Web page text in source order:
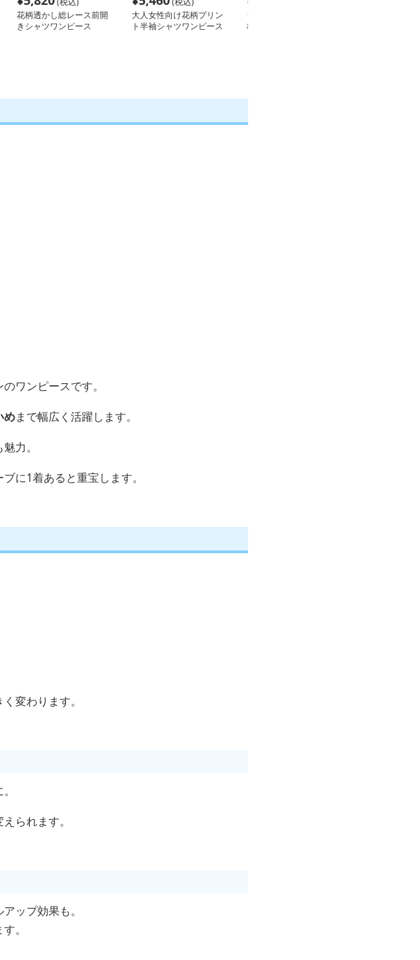
花柄透かし総レース前開
きシャツワンピース
大人女性向け花柄プリン
ト半袖シャツワンピース
シャツワンピース 小花
柄長袖シャツワンピース
ワンピースです。
めまで幅広く活躍します。
力。
に1着あると重宝します。
変わります。
られます。
ップ効果も。
。